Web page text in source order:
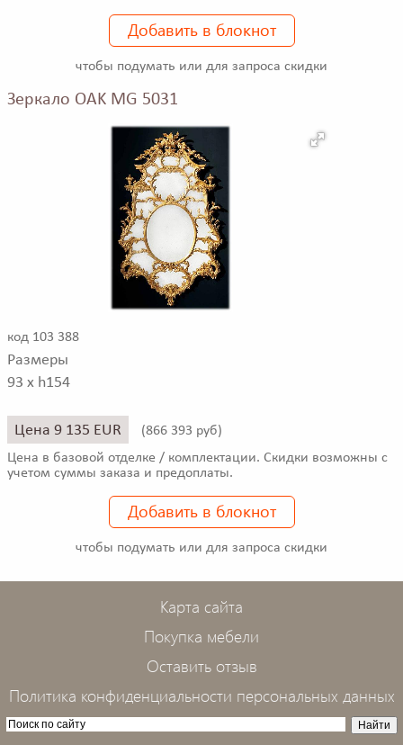
Добавить в блокнот
чтобы подумать или для запроса скидки
Зеркало OAK MG 5031
код 103 388
Размеры
93 x h154
Цена 9 135 EUR (866 393 руб)
Цена в базовой отделке / комплектации. Скидки возможны с
учетом суммы заказа и предоплаты.
Добавить в блокнот
чтобы подумать или для запроса скидки
Карта сайта
Покупка мебели
Оставить отзыв
Политика конфиденциальности персональных данных